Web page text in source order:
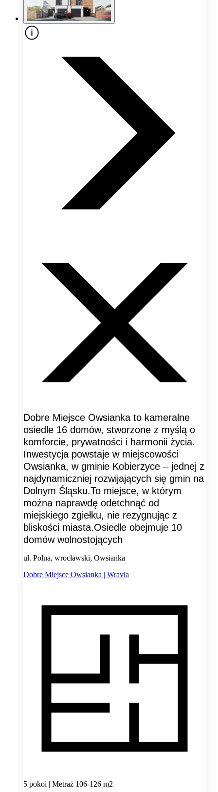
Dobre Miejsce Owsianka to kameralne
osiedle 16 domów, stworzone z myślą o
komforcie, prywatności i harmonii życia.
Inwestycja powstaje w miejscowości
Owsianka, w gminie Kobierzyce – jednej z
najdynamiczniej rozwijających się gmin na
Dolnym Śląsku.To miejsce, w którym
można naprawdę odetchnąć od
miejskiego zgiełku, nie rezygnując z
bliskości miasta.Osiedle obejmuje 10
domów wolnostojących
ul. Polna, wrocławski, Owsianka
Dobre Miejsce Owsianka | Wravia
5 pokoi | Metraż 106-126 m2